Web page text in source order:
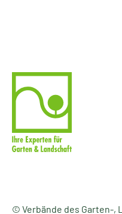
© Verbände des Garten-,